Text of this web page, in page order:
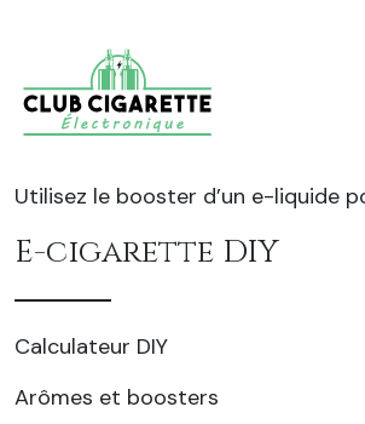
Utilisez le booster d’un e-liquide
E-cigarette DIY
Calculateur DIY
Arômes et boosters